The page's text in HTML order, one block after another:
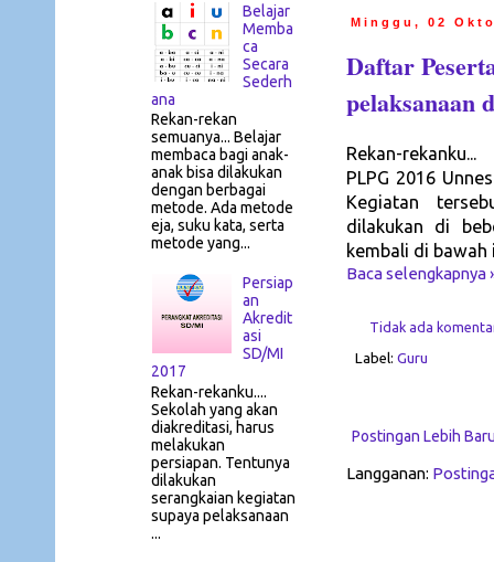
Minggu, 02
Daftar
pelaksanaan
Rekan-rekanku...
PLPG 2016
Kegiatan
dilakukan di
kembali di bawah
Baca selengkapnya
Tidak ada
Label: Guru
Postingan Lebih
Langganan:
Belajar
Memba
ca
Secara
Sederh
ana
Rekan-rekan
semuanya... Belajar
membaca bagi anak-
anak bisa dilakukan
dengan berbagai
metode. Ada metode
eja, suku kata, serta
metode yang...
Persiap
an
Akredit
asi
SD/MI
2017
Rekan-rekanku....
Sekolah yang akan
diakreditasi, harus
melakukan
persiapan. Tentunya
dilakukan
serangkaian kegiatan
supaya pelaksanaan
...